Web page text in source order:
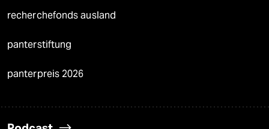
recherchefonds ausland
panterstiftung
panterpreis 2026